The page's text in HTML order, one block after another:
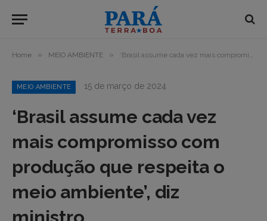
Home » MEIO AMBIENTE » ‘Brasil assume cada vez mais compromisso com produção que respeita o meio ambiente’, diz ministro
MEIO AMBIENTE 15 de março de 2024
‘Brasil assume cada vez
mais compromisso com
produção que respeita o
meio ambiente’, diz